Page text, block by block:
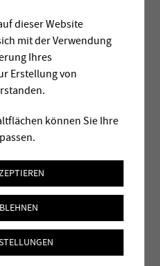
Gemeinde Lodrino
Briüra
Fluss stammende
Trinkwasserquelle
bestand
gefolgt von einer UV-
dieser Website
mit der Verwendung
Ihres
Erstellung von
können Sie Ihre